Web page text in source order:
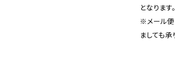
となります。
※メール便
ましても承